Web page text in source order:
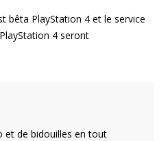
bêta PlayStation 4 et le service
4 seront
et de bidouilles en tout